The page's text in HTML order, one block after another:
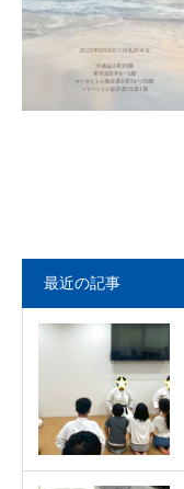
最近の記事